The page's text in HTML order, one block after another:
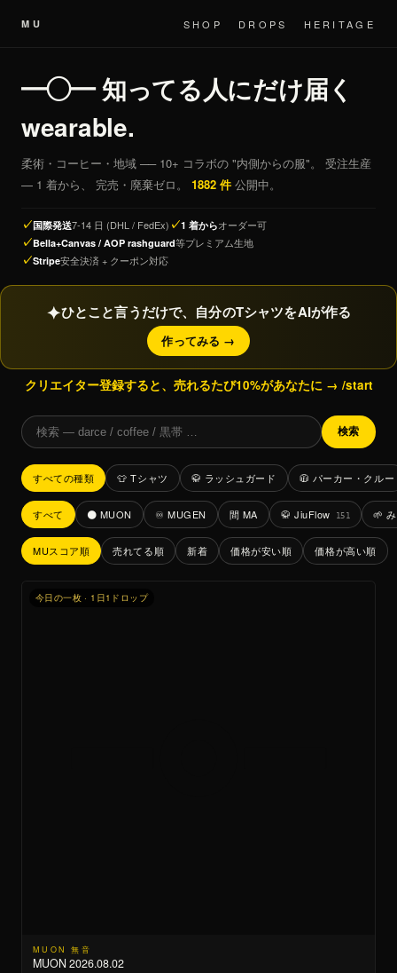
MU SHOP DROPS HERITAGE
━◯━ 知ってる人にだけ届く
wearable.
柔術・コーヒー・地域 ── 10+ コラボの "内側からの服"。 受注生産
— 1 着から、 完売・廃棄ゼロ。 1882 件 公開中。
国際発送7-14 日 (DHL / FedEx) 1 着からオーダー可
Bella+Canvas / AOP rashguard等プレミアム生地
Stripe安全決済 + クーポン対応
✦ひとこと言うだけで、自分のTシャツをAIが作る
作ってみる →
クリエイター登録すると、売れるたび10%があなたに → /start
検索
すべての種類 👕 Tシャツ 🥋 ラッシュガード 🧥 パーカー・クルー
すべて 🌑 MUON ♾️ MUGEN 間 MA 🥋 JiuFlow 151 🌱
MUスコア順 売れてる順 新着 価格が安い順 価格が高い順
今日の一枚 · 1日1ドロップ
MUON 無音
MUON 2026.08.02